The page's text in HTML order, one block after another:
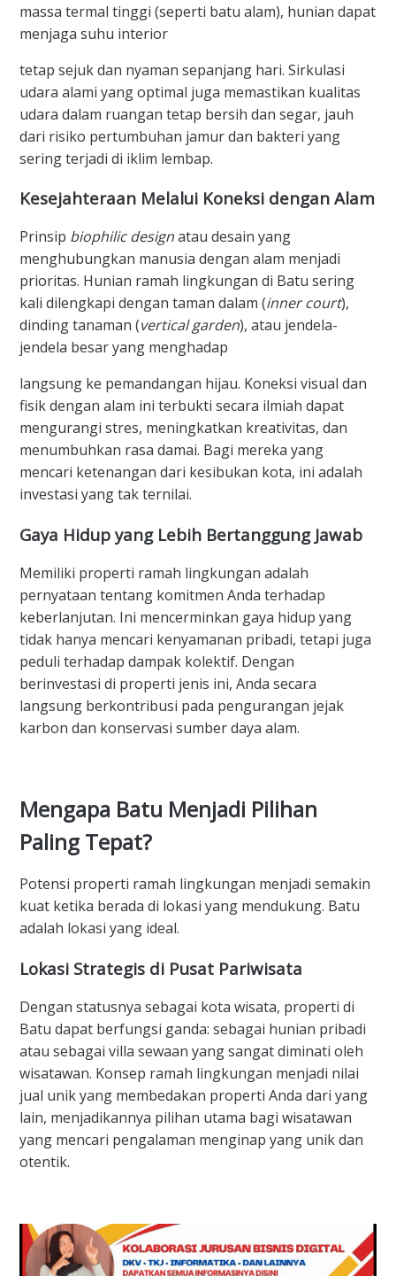
massa termal tinggi (seperti batu alam), hunian dapat
menjaga suhu interior
tetap sejuk dan nyaman sepanjang hari. Sirkulasi
udara alami yang optimal juga memastikan kualitas
udara dalam ruangan tetap bersih dan segar, jauh
dari risiko pertumbuhan jamur dan bakteri yang
sering terjadi di iklim lembap.
Kesejahteraan Melalui Koneksi dengan Alam
Prinsip biophilic designatau desain yang
menghubungkan manusia dengan alam menjadi
prioritas. Hunian ramah lingkungan di Batu sering
kali dilengkapi dengan taman dalam (inner court),
dinding tanaman (vertical garden), atau jendela-
jendela besar yang menghadap
langsung ke pemandangan hijau. Koneksi visual dan
fisik dengan alam ini terbukti secara ilmiah dapat
mengurangi stres, meningkatkan kreativitas, dan
menumbuhkan rasa damai. Bagi mereka yang
mencari ketenangan dari kesibukan kota, ini adalah
investasi yang tak ternilai.
Gaya Hidup yang Lebih Bertanggung Jawab
Memiliki properti ramah lingkungan adalah
pernyataan tentang komitmen Anda terhadap
keberlanjutan. Ini mencerminkan gaya hidup yang
tidak hanya mencari kenyamanan pribadi, tetapi juga
peduli terhadap dampak kolektif. Dengan
berinvestasi di properti jenis ini, Anda secara
langsung berkontribusi pada pengurangan jejak
karbon dan konservasi sumber daya alam.
Mengapa Batu Menjadi Pilihan
Paling Tepat?
Potensi properti ramah lingkungan menjadi semakin
kuat ketika berada di lokasi yang mendukung. Batu
adalah lokasi yang ideal.
Lokasi Strategis di Pusat Pariwisata
Dengan statusnya sebagai kota wisata, properti di
Batu dapat berfungsi ganda: sebagai hunian pribadi
atau sebagai villa sewaan yang sangat diminati oleh
wisatawan. Konsep ramah lingkungan menjadi nilai
jual unik yang membedakan properti Anda dari yang
lain, menjadikannya pilihan utama bagi wisatawan
yang mencari pengalaman menginap yang unik dan
otentik.